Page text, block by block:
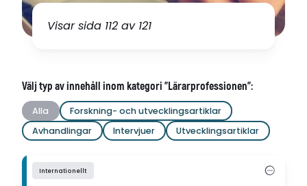
Visar sida 112 av 121
Välj typ av innehåll inom kategori "Lärarprofessionen":
Alla
Forskning- och utvecklingsartiklar
Avhandlingar
Intervjuer Utvecklingsartiklar
Internationellt